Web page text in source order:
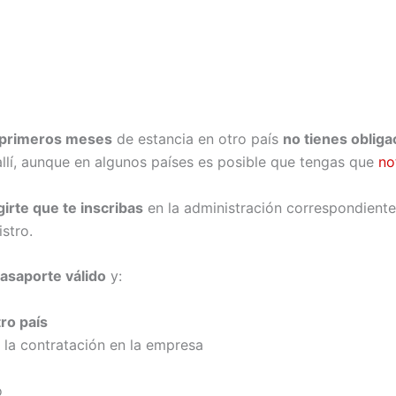
meses de estancia en otro país no tienes
aunque en algunos países es posible que tengas que
que te inscribas en la administración
válido y:
país
contratación en la empresa